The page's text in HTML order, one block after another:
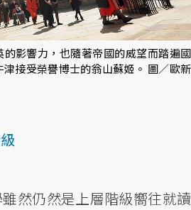
影響力，也隨著帝國的威望而踏遍國
接受榮譽博士的翁山蘇姬。 圖／歐新
然仍然是上層階級嚮往就讀